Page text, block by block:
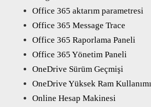
Office 365 aktarım parametresi
Office 365 Message Trace
Office 365 Raporlama Paneli
Office 365 Yönetim Paneli
OneDrive Sürüm Geçmişi
OneDrive Yüksek Ram Kullanımı
Online Hesap Makinesi